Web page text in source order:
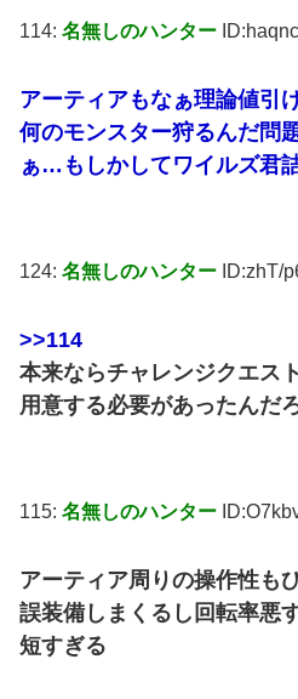
114: 名無しのハンター
アーティアもなぁ理論値引
何のモンスター狩るんだ問
ぁ…もしかしてワイルズ君
124: 名無しのハンター ID:zhT/
>>114
本来ならチャレンジクエス
用意する必要があったんだ
115: 名無しのハンター
アーティア周りの操作性も
誤装備しまくるし回転率悪
短すぎる